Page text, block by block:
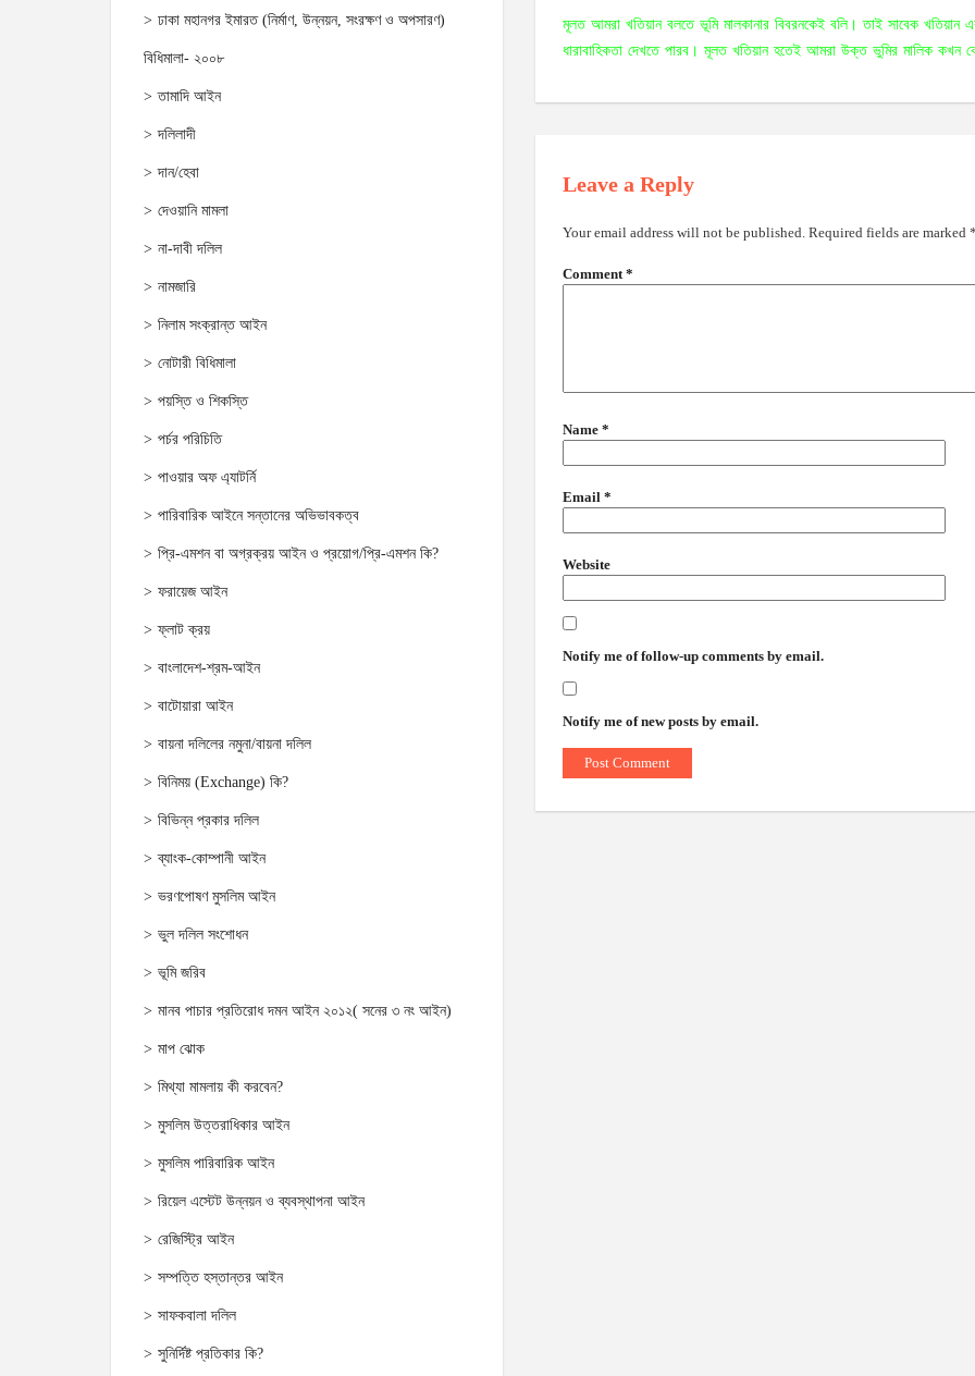
ঢাকা মহানগর ইমারত (নির্মাণ, উন্নয়ন, সংরক্ষণ ও অপসারণ)
বিধিমালা- ২০০৮
তামাদি আইন
দলিলাদী
দান/হেবা
দেওয়ানি মামলা
না-দাবী দলিল
নামজারি
নিলাম সংক্রান্ত আইন
নোটারী বিধিমালা
পয়স্তি ও শিকস্তি
পর্চর পরিচিতি
পাওয়ার অফ এ্যাটর্নি
পারিবারিক আইনে সন্তানের অভিভাবকত্ব
প্রি-এমশন বা অগ্রক্রয় আইন ও প্রয়োগ/প্রি-এমশন কি?
ফরায়েজ আইন
ফ্লাট ক্রয়
বাংলাদেশ-শ্রম-আইন
বাটোয়ারা আইন
বায়না দলিলের নমুনা/বায়না দলিল
বিনিময় (Exchange) কি?
বিভিন্ন প্রকার দলিল
ব্যাংক-কোম্পানী আইন
ভরণপোষণ মুসলিম আইন
ভুল দলিল সংশোধন
ভূমি জরিব
মানব পাচার প্রতিরোধ দমন আইন ২০১২( সনের ৩ নং আইন)
মাপ ঝোক
মিথ্যা মামলায় কী করবেন?
মুসলিম উত্তরাধিকার আইন
মুসলিম পারিবারিক আইন
রিয়েল এস্টেট উন্নয়ন ও ব্যবস্থাপনা আইন
রেজিস্ট্রি আইন
সম্পত্তি হস্তান্তর আইন
সাফকবালা দলিল
সুনির্দিষ্ট প্রতিকার কি?
মূলত আমরা খতিয়ান বলতে ভূমি মালকানার বিবরনকেই বলি। তাই সাবেক খতিয়ান
ধারাবাহিকতা দেখতে পারব। মূলত খতিয়ান হতেই আমরা উক্ত ভুমির মালিক কখন
Leave a Reply
Your email address will not be published. Required fields are marked
Comment *
Name *
Email *
Website
Notify me of follow-up comments by email.
Notify me of new posts by email.